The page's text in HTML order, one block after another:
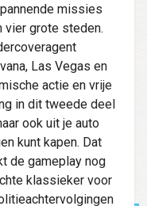
missies
vier grote steden.
Las Vegas en
actie en vrije
in dit tweede deel
ook uit je auto
kunt kapen. Dat
de gameplay nog
klassieker voor